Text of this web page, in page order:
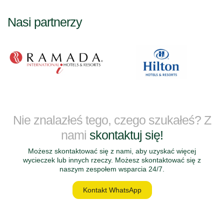
Nasi partnerzy
Nie znalazłeś tego, czego szukałeś? Z
nami skontaktuj się!
Możesz skontaktować się z nami, aby uzyskać więcej
wycieczek lub innych rzeczy. Możesz skontaktować się z
naszym zespołem wsparcia 24/7.
Kontakt WhatsApp